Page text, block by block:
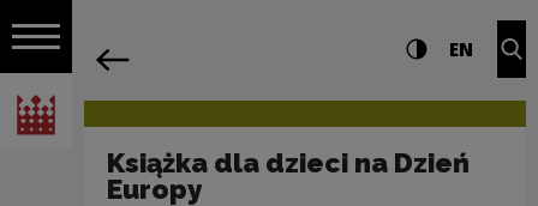
Włącz nawigację
Narodowe Centrum Kultury
Nawigacja Ustawienia i Wysoki
EN
Książka dla dzieci na Dzień
Europy